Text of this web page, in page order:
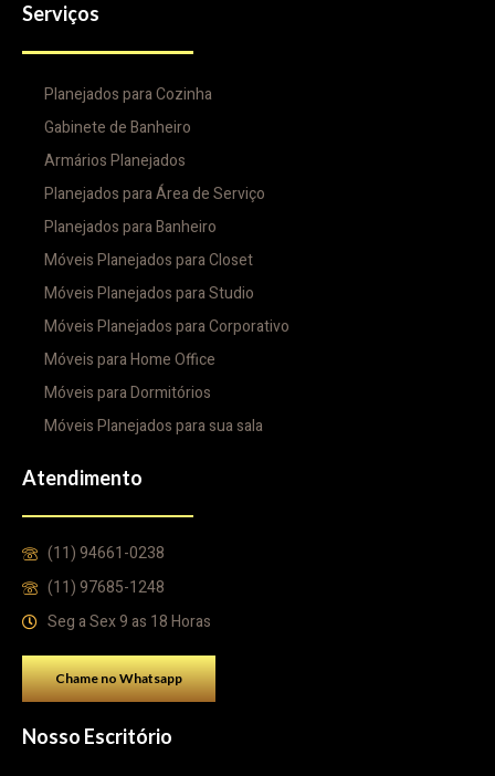
Serviços
Planejados para Cozinha
Gabinete de Banheiro
Armários Planejados
Planejados para Área de Serviço
Planejados para Banheiro
Móveis Planejados para Closet
Móveis Planejados para Studio
Móveis Planejados para Corporativo
Móveis para Home Office
Móveis para Dormitórios
Móveis Planejados para sua sala
Atendimento
(11) 94661-0238
(11) 97685-1248
Seg a Sex 9 as 18 Horas
Chame no Whatsapp
Nosso Escritório